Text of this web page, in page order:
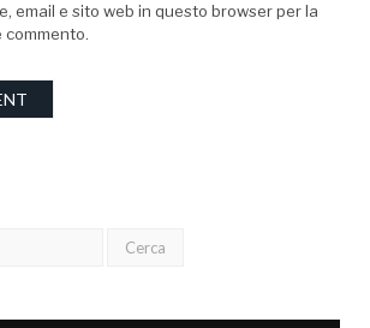
email e sito web in questo browser per la
commento.